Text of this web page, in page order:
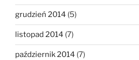
grudzień 2014 (5)
listopad 2014 (7)
październik 2014 (7)